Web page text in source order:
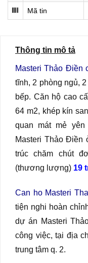
Mã tin
Thông tin mô tả
Masteri Thảo Điền
tĩnh, 2 phòng ngủ,
bếp. Căn hộ cao
64 m2, khép kín
quan mát mẻ
Masteri Thảo Điền
trúc chăm chút
(thương lượng) 19
Can ho Masteri
tiện nghi hoàn
dự án Masteri
công việc, tại địa
trung tâm q. 2.